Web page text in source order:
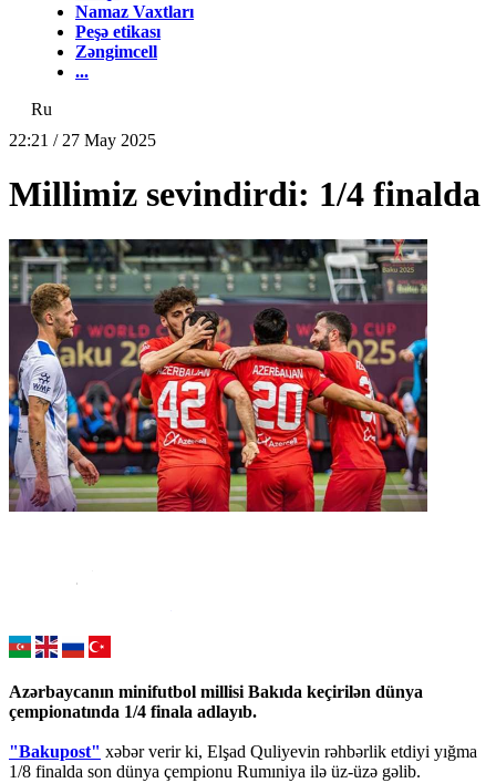
Namaz Vaxtları
Peşə etikası
Zəngimcell
...
Ru
22:21 / 27 May 2025
Millimiz sevindirdi: 1/4 finalda
Azərbaycanın minifutbol millisi Bakıda keçirilən dünya
çempionatında 1/4 finala adlayıb.
"Bakupost" xəbər verir ki, Elşad Quliyevin rəhbərlik etdiyi yığma
1/8 finalda son dünya çempionu Rumıniya ilə üz-üzə gəlib.